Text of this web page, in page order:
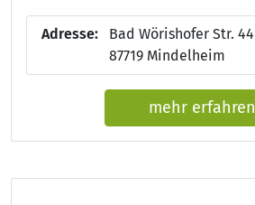
Adresse:
Bad Wörishofer Str. 44
87719 Mindelheim
mehr erfahren